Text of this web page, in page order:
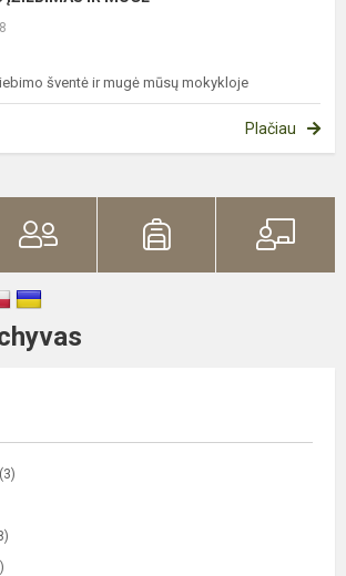
šventė ir mugė mūsų mokykloje
Plačiau